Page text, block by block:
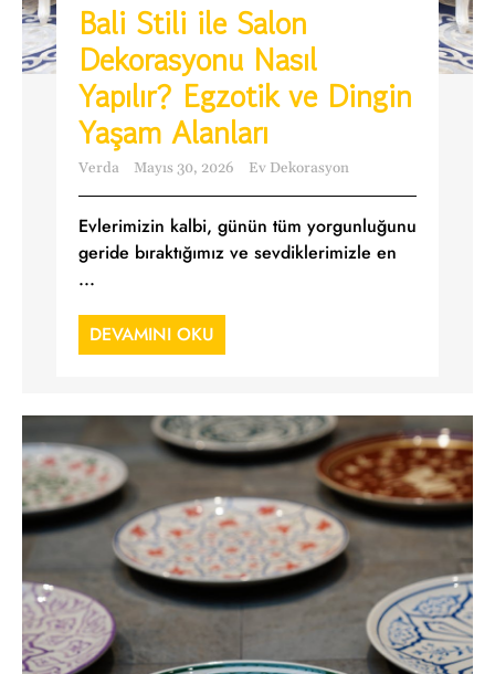
Bali Stili ile Salon
Dekorasyonu Nasıl
Yapılır? Egzotik ve Dingin
Yaşam Alanları
Verda Mayıs 30, 2026 Ev Dekorasyon
Evlerimizin kalbi, günün tüm yorgunluğunu
geride bıraktığımız ve sevdiklerimizle en
...
DEVAMINI OKU